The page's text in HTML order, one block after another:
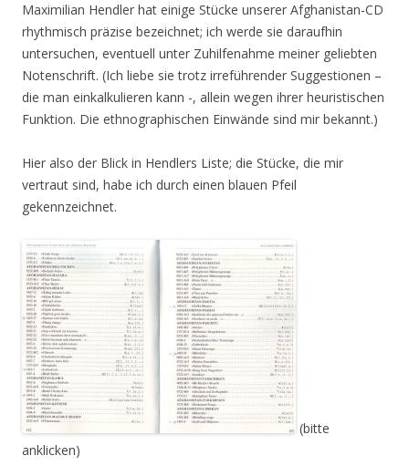
Maximilian Hendler hat einige Stücke unserer Afghanistan-CD
rhythmisch präzise bezeichnet; ich werde sie daraufhin
untersuchen, eventuell unter Zuhilfenahme meiner geliebten
Notenschrift. (Ich liebe sie trotz irreführender Suggestionen –
die man einkalkulieren kann -, allein wegen ihrer heuristischen
Funktion. Die ethnographischen Einwände sind mir bekannt.)
Hier also der Blick in Hendlers Liste; die Stücke, die mir
vertraut sind, habe ich durch einen blauen Pfeil
gekennzeichnet.
(bitte
anklicken)